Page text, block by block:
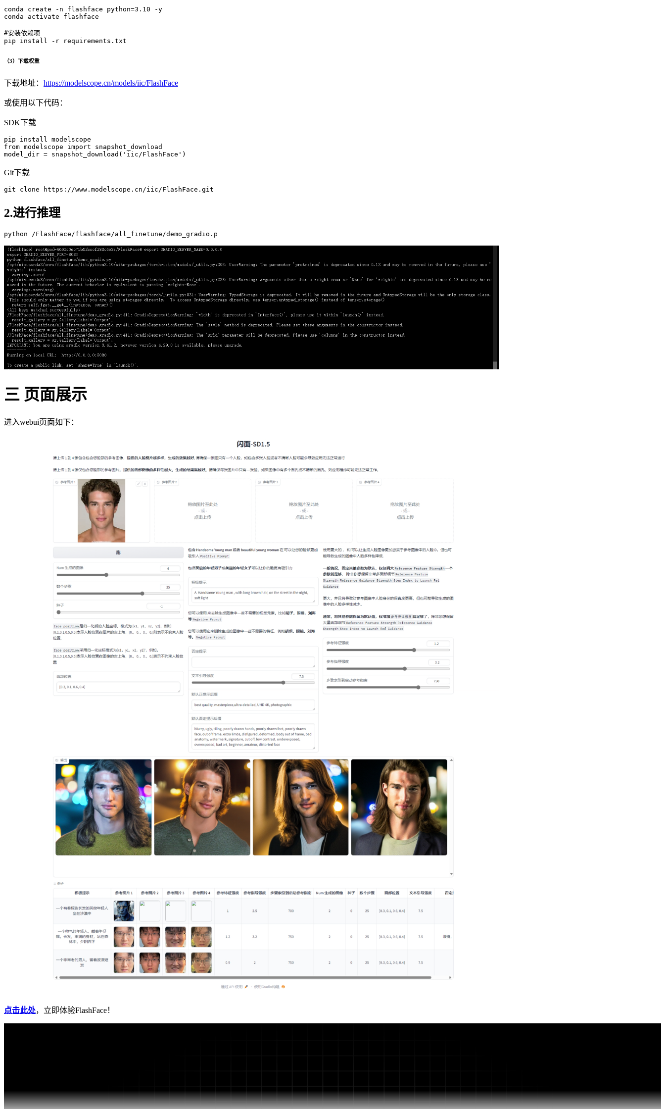
conda create -n flashface python=3 . 10
conda activate flashface
#安装依赖项
pip
（3）下载权重
下载地址： https://modelscope.cn/models/iic/FlashFace
或使用以下代码：
SDK下载
from modelscope import snapshot_download
model_dir = snapshot_download( 'iic/FlashFace'
Git下载
git
2.进行推理
python /FlashFace/flashface/all_finetune/
三 页面展示
进入webui页面如下：
点击此处，立即体验FlashFace！